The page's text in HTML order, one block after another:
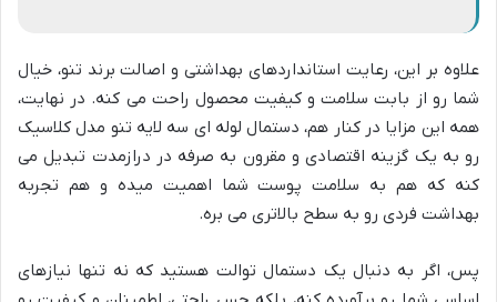
علاوه بر این، رعایت استانداردهای بهداشتی و اصالت برند تنو، خیال
شما رو از بابت سلامت و کیفیت محصول راحت می کنه. در نهایت،
همه این مزایا در کنار هم، دستمال لوله ای سه لایه تنو مدل کلاسیک
رو به یک گزینه اقتصادی و مقرون به صرفه در درازمدت تبدیل می
کنه که هم به سلامت پوست شما اهمیت میده و هم تجربه
بهداشت فردی رو به سطح بالاتری می بره.
پس، اگر به دنبال یک دستمال توالت هستید که نه تنها نیازهای